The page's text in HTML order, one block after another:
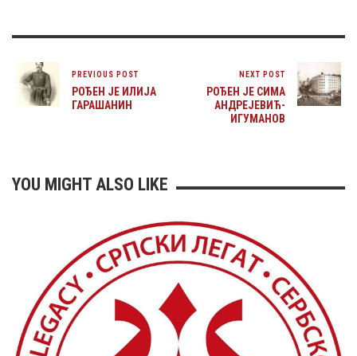
PREVIOUS POST
РОЂЕН ЈЕ ИЛИЈА
ГАРАШАНИН
NEXT POST
РОЂЕН ЈЕ СИМА
АНДРЕЈЕВИЋ-
ИГУМАНОВ
YOU MIGHT ALSO LIKE